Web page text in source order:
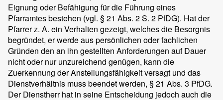
Eignung oder Befähigung für die Führung eines
Pfarramtes bestehen (vgl. § 21 Abs. 2 S. 2 PfDG). Hat der
Pfarrer z. A. ein Verhalten gezeigt, welches die Besorgnis
begründet, er werde aus persönlichen oder fachlichen
Gründen den an ihn gestellten Anforderungen auf Dauer
nicht oder nur unzureichend genügen, kann die
Zuerkennung der Anstellungsfähigkeit versagt und das
Dienstverhältnis muss beendet werden, § 21 Abs. 3 PfDG.
Der Dienstherr hat in seine Entscheidung jedoch auch die